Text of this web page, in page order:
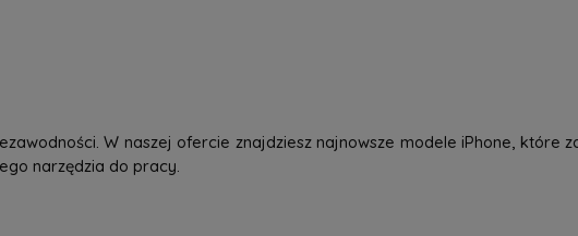
W naszej ofercie znajdziesz najnowsze modele iPhone, które
narzędzia do pracy.